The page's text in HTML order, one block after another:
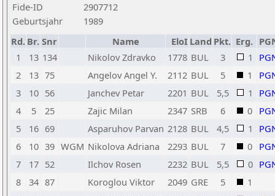
Fide-ID
2907712
Geburtsjahr
1989
Rd. Br. Snr Name EloI Land Pkt. Erg.
1
13 134 Nikolov Zdravko 1778 BUL 3 1
2
13 75 Angelov Angel Y. 2112 BUL 5 1
3
10 56 Janchev Petar 2201 BUL 5,5 1
4
5 25 Zajic Milan 2347 SRB 6 0
5
16 69 Asparuhov Parvan 2128 BUL 4,5 1
6
10 39 WGM Nikolova Adriana 2293 BUL 7 0
7
17 52 Ilchov Rosen 2232 BUL 5,5 0
8
34 87 Koroglou Viktor 2049 GRE 5
1